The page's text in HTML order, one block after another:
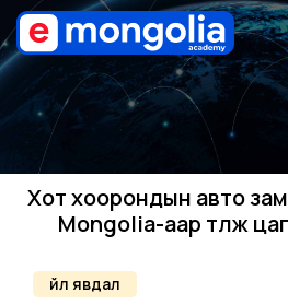
Хот хоорондын авто
Mongolia-аар төлж
Үйл явдал